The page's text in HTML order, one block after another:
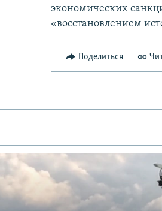
экономических
«восстановлением
Поделиться